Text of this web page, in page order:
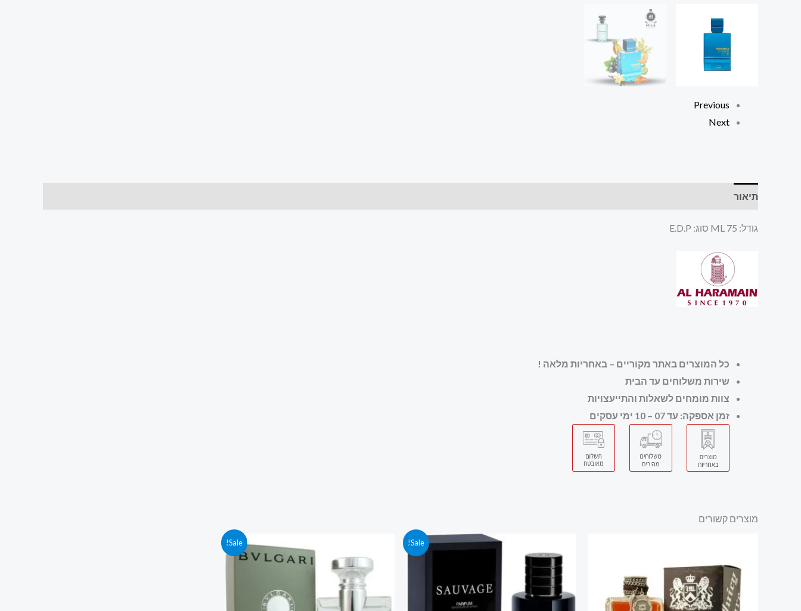
Previous
Next
תיאור
גודל: 75 ML סוג: E.D.P
כל המוצרים באתר מקוריים – באחריות מלאה !
שירות משלוחים עד הבית
צוות מומחים לשאלות והתייעצויות
זמן אספקה: עד 07 – 10 ימי עסקים
מוצרים קשורים
Sale!
היה:
659.00 ₪.
המחיר
הנוכחי
Sale!
היה:
539.00 ₪.
הנוכחי
הוא: